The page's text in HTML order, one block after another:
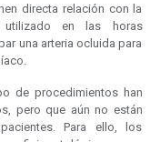
directa relación con la
utilizado en las horas
una arteria ocluida para
de procedimientos han
pero que aún no están
Para ello, los